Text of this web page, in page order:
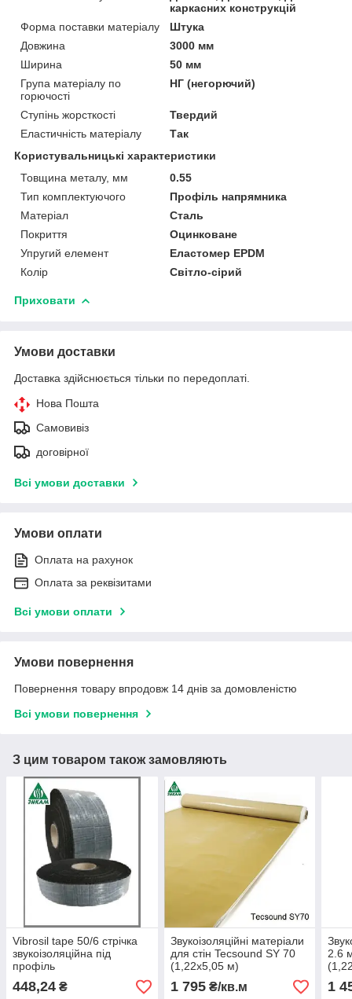
каркасних конструкцій
Форма поставки матеріалу
Штука
Довжина
3000 мм
Ширина
50 мм
Група матеріалу по
горючості
НГ (негорючий)
Ступінь жорсткості
Твердий
Еластичність матеріалу
Так
Користувальницькі характеристики
Товщина металу, мм
0.55
Тип комплектуючого
Профіль напрямника
Матеріал
Сталь
Покриття
Оцинковане
Упругий елемент
Еластомер EPDM
Колір
Світло-сірий
Приховати
Умови доставки
Доставка здійснюється тільки по передоплаті.
Нова Пошта
Самовивіз
договірної
Всі умови доставки
Умови оплати
Оплата на рахунок
Оплата за реквізитами
Всі умови оплати
Умови повернення
Повернення товару впродовж 14 днів за домовленістю
Всі умови повернення
З цим товаром також замовляють
Vibrosil tape 50/6 стрічка
звукоізоляційна під
профіль
448,24 ₴
Звукоізоляційні матеріали
для стін Tecsound SY 70
(1,22х5,05 м)
1 795₴/кв.м
2.6
1